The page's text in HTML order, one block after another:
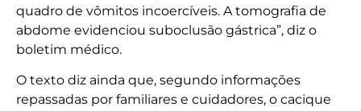
quadro de vômitos incoercíveis. A tomografia de
abdome evidenciou suboclusão gástrica”, diz o
boletim médico.
O texto diz ainda que, segundo informações
repassadas por familiares e cuidadores, o cacique